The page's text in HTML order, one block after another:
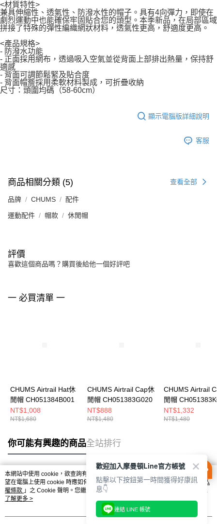
<材質特性>
兼具伸縮性、透氣性、防潑水性的帽子。具有4向彈力，即使在
劇烈運動中也能確保牢固貼合您的頭型。本季新品，在局部區域
拼接了特殊的彈性編織網狀材料，透氣性更高，舒適度更高。
<產品規格>
- 防潑水功能
- 正面採用網布，透過吸入空氣並從背面上部排出熱量，保持舒
適感
- 背面可調節鬆緊及貼合度
- 背面帽簷採用柔軟材料製成，可折疊收納
尺寸：頭圍均碼（58-60cm）
顯示電腦版詳細說明
客服
商品相關分類 (5) 查看全部
品牌 CHUMS 配件
運動配件 帽款 休閒帽
評價
喜歡這個商品嗎？購買後給他一個好評吧
一 必買清單 一
CHUMS Airtrail Hat休
閒帽 CH051384B001
NT$1,008
NT$1,680
CHUMS Airtrail Cap休
閒帽 CH051383G020
NT$888
NT$1,480
CHUMS Airtrail
閒帽
NT$1,332
NT$1,480
你可能有興趣的商品全站排行
熱門標籤
本網站中使用 cookie，欲查詢有關本網站使用 cookie 方式之詳情，及若您不希
望在電腦上使用 cookie 時應如何變更電腦的 cookie 設定，請參閱本網站「
隱私
權條款 」之 Cookie 聲明。您繼續使用本網站即表示您同意本公司得按本網站使
用條款之 Cookie 聲明使用 cookie。
了解更多 >
歡迎加入摩曼頓Line官方帳號
點擊以下按鈕第一時間獲得好康訊
息👇
連結 LINE 帳號